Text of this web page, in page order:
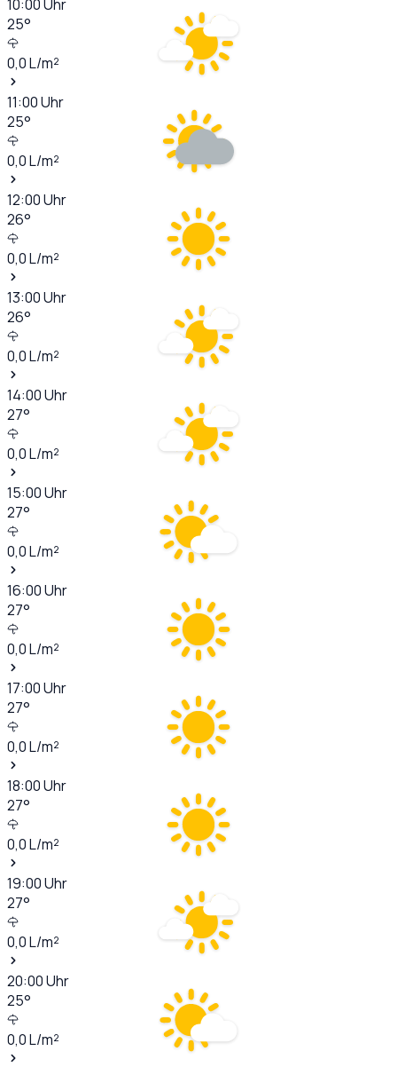
10:00Uhr
25°
0,0L/m²
11:00Uhr
25°
0,0L/m²
12:00Uhr
26°
0,0L/m²
13:00Uhr
26°
0,0L/m²
14:00Uhr
27°
0,0L/m²
15:00Uhr
27°
0,0L/m²
16:00Uhr
27°
0,0L/m²
17:00Uhr
27°
0,0L/m²
18:00Uhr
27°
0,0L/m²
19:00Uhr
27°
0,0L/m²
20:00Uhr
25°
0,0L/m²